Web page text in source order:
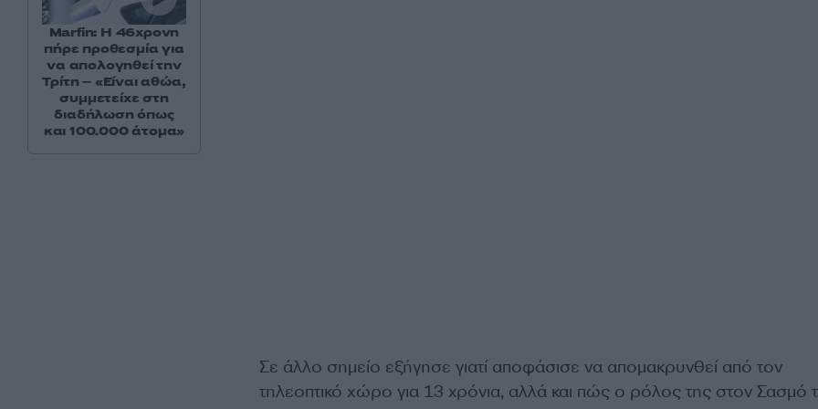
Σε άλλο σημείο εξήγησε γιατί αποφάσισε να απομακρυνθεί από τον
τηλεοπτικό χώρο για 13 χρόνια, αλλά και πώς ο ρόλος της στον Σασμό
Marfin: Η 46χρονη
πήρε προθεσμία για
να απολογηθεί την
Τρίτη – «Είναι αθώα,
συμμετείχε στη
διαδήλωση όπως
και 100.000 άτομα»